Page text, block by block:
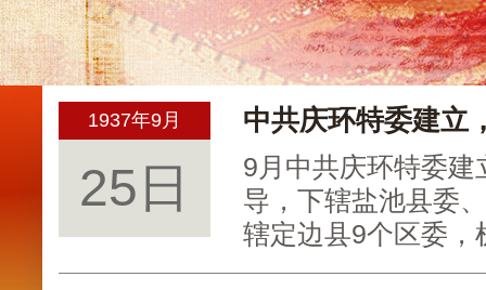
1937年9月
25日
中共庆环特委建立
9月中共庆环特委
导，下辖盐池县委
辖定边县9个区委，